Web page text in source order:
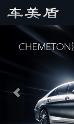
Previous